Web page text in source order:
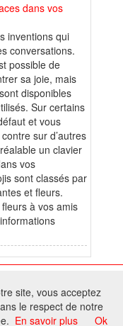
dans vos
inventions qui
conversations.
possible de
sa joie, mais
disponibles
Sur certains
et vous
sur d’autres
un clavier
vos
sont classés par
et fleurs.
à vos amis
de ce site, même
propriétaire.
site, vous acceptez
le respect de notre
En savoir plus Ok